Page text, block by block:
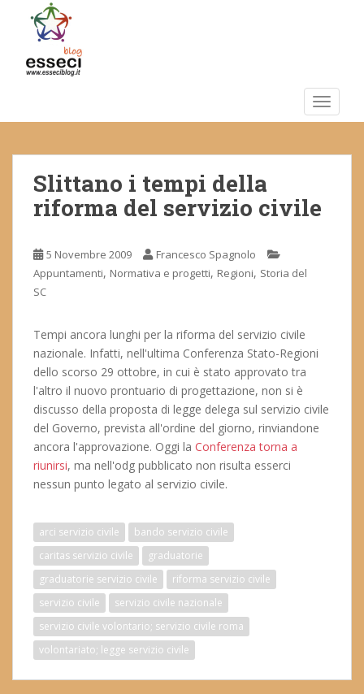
m
Slittano i tempi della
riforma del servizio civile
5 Novembre 2009
Francesco Spagnolo
Appuntamenti, Normativa e progetti, Regioni, Storia del
SC
Tempi ancora lunghi per la riforma del servizio civile
nazionale. Infatti, nell'ultima Conferenza Stato-Regioni
dello scorso 29 ottobre, in cui è stato approvato tra
l'altro il nuovo prontuario di progettazione, non si è
discusso della proposta di legge delega sul servizio civile
del Governo, prevista all'ordine del giorno, rinviandone
ancora l'approvazione. Oggi la Conferenza torna a
riunirsi, ma nell'odg pubblicato non risulta esserci
nessun punto legato al servizio civile.
arci servizio civile
bando servizio civile
caritas servizio civile
graduatorie
graduatorie servizio civile
riforma servizio civile
servizio civile
servizio civile nazionale
servizio civile volontario; servizio civile roma
volontariato; legge servizio civile